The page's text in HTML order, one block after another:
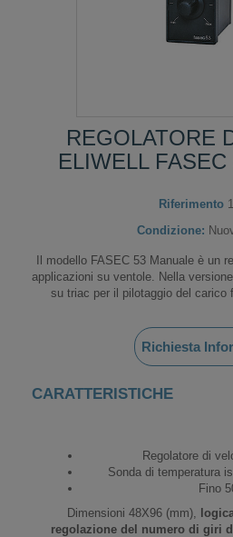
REGOLATORE
ELIWELL
Riferimento
Condizione:
Il modello FASEC 53 Manuale è un
applicazioni su ventole. Nella versione
su triac per il pilotaggio del carico
Richiesta
CARATTERISTICHE
Regolatore di
Sonda di temperatura
Fino
Dimensioni 48X96 (mm),
regolazione del numero di giri